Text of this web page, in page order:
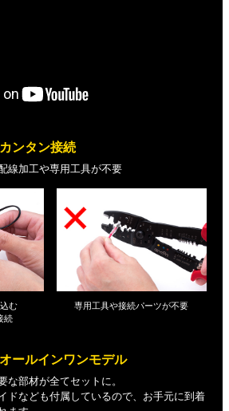
ンタン接続
線加工や専用工具が不要
む
続
専用工具や接続パーツが不要
ールインワンモデル
な部材が全てセットに。
ドなども付属しているので、お手元に到着